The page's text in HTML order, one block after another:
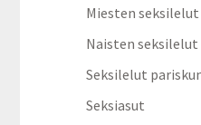
Miesten seksilelut
Naisten seksilelut
Seksilelut
Seksiasut